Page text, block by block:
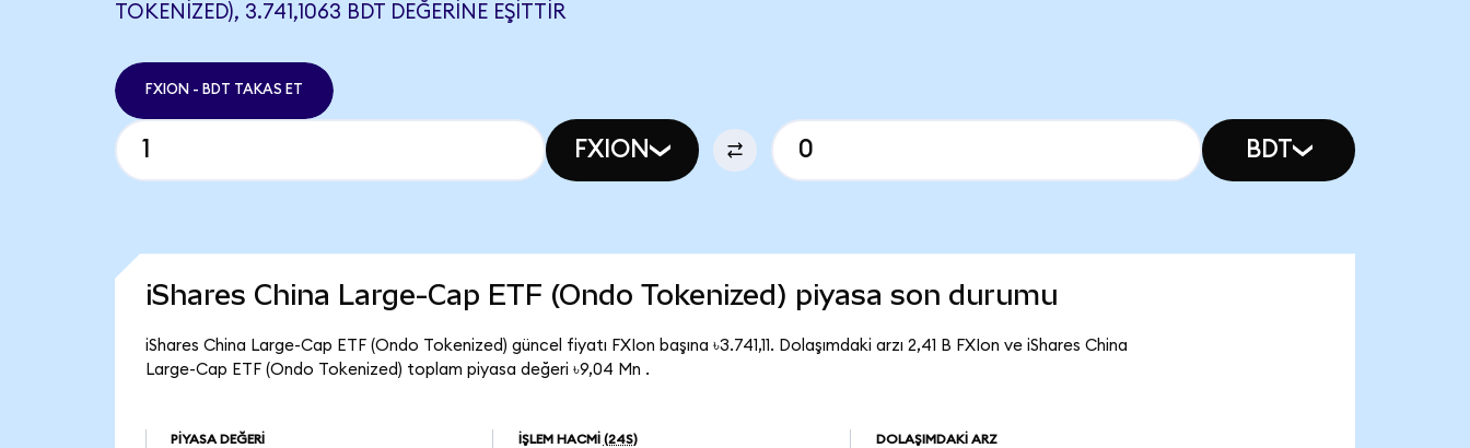
TOKENIZED), 3.741,1063 BDT DEĞERINE EŞITTIR
FXION - BDT TAKAS ET
FXION BDT
iShares China Large-Cap ETF (Ondo Tokenized) piyasa son durumu
iShares China Large-Cap ETF (Ondo Tokenized) güncel fiyatı FXIon başına ৳3.741,11. Dolaşımdaki arzı 2,41 B FXIon ve iShares China
Large-Cap ETF (Ondo Tokenized) toplam piyasa değeri ৳9,04 Mn .
PIYASA DEĞERI İŞLEM HACMI (24S) DOLAŞIMDAKI ARZ